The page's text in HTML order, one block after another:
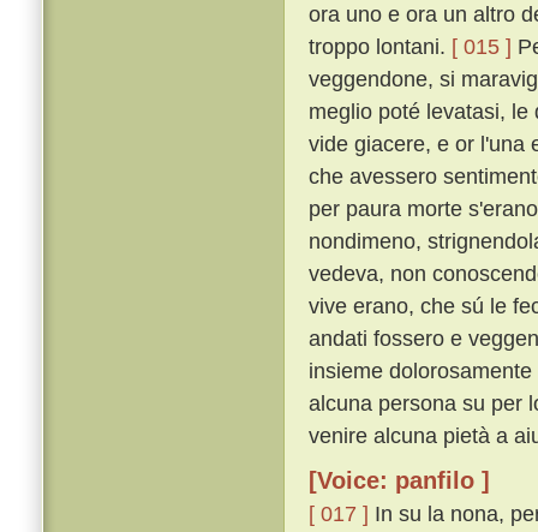
ora uno e ora un altro
troppo lontani. [ 015 ]
veggendone, si
meglio poté levatasi,
vide giacere, e or l'una
che avessero
per paura morte
nondimeno,
vedeva, non
vive erano, che sú le
andati fossero e
insieme
alcuna persona su per
venire alcuna pietà a
[Voice: panfilo ]
[ 017 ] In su la nona,